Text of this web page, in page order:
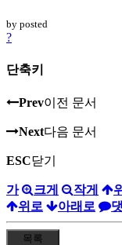
by posted
?
단축키
Prev이전 문서
Next다음 문서
ESC닫기
가 크게 작게
위로
아래로
목록